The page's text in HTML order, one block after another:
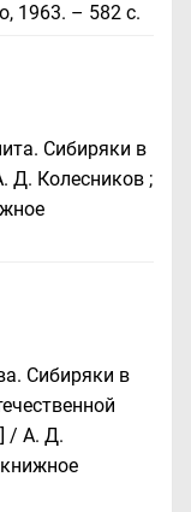
1963. – 582 c.
Сибиряки в
Д. Колесников ;
Сибиряки в
/ А. Д.